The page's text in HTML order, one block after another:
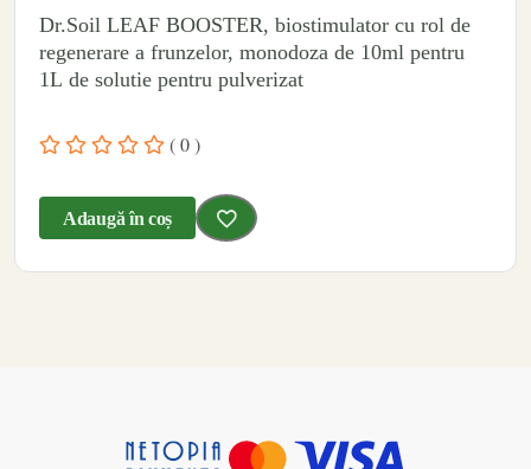
Dr.Soil LEAF BOOSTER, biostimulator cu rol de
regenerare a frunzelor, monodoza de 10ml pentru
1L de solutie pentru pulverizat
( 0 )
Adaugă în coș